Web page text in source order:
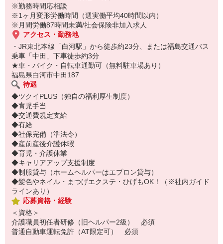
※勤務時間応相談
※1ヶ月変形労働時間（週実働平均40時間以内）
※月間労働87時間未満/社会保険非加入求人
アクセス・勤務地
・JR東北本線「白河駅」から徒歩約23分、または福島交通バス
乗車「中田」下車徒歩約3分
★車・バイク・自転車通勤可（無料駐車場あり）
福島県白河市中田187
待遇
◆ツクイPLUS（独自の福利厚生制度）
◆育児手当
◆交通費規定支給
◆有給
◆社保完備（準法令）
◆産前産後介護休暇
◆育児・介護休業
◆キャリアアップ支援制度
◆制服貸与（ホームヘルパーはエプロン貸与）
◆髪色やネイル・まつげエクステ・ひげもOK！（※社内ガイド
ラインあり）
応募資格・経験
＜資格＞
介護職員初任者研修（旧ヘルパー2級） 必須
普通自動車運転免許（AT限定可） 必須